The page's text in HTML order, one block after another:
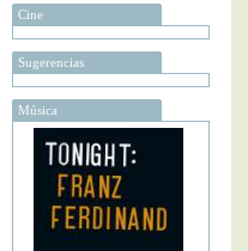
Cine
Sugerencias
Música